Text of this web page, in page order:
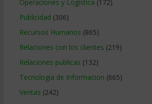
Operaciones y Logística (172)
Publicidad (306)
Recursos Humanos (865)
Relaciones con los clientes (219)
Relaciones publicas (132)
Tecnologia de Informacion (665)
Ventas (242)